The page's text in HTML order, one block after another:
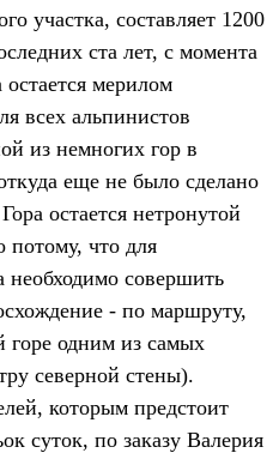
участка, составляет 1200
ста лет, с момента
мерилом
всех альпинистов
из немногих гор в
еще не было сделано
остается нетронутой
что для
совершить
- по маршруту,
горе одним из самых
северной стены).
которым предстоит
суток, по заказу Валерия